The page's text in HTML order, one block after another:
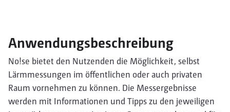
Anwendungsbeschreibung
No!se bietet den Nutzenden die Möglichkeit, selbst
Lärmmessungen im öffentlichen oder auch privaten
Raum vornehmen zu können. Die Messergebnisse
werden mit Informationen und Tipps zu den jeweiligen